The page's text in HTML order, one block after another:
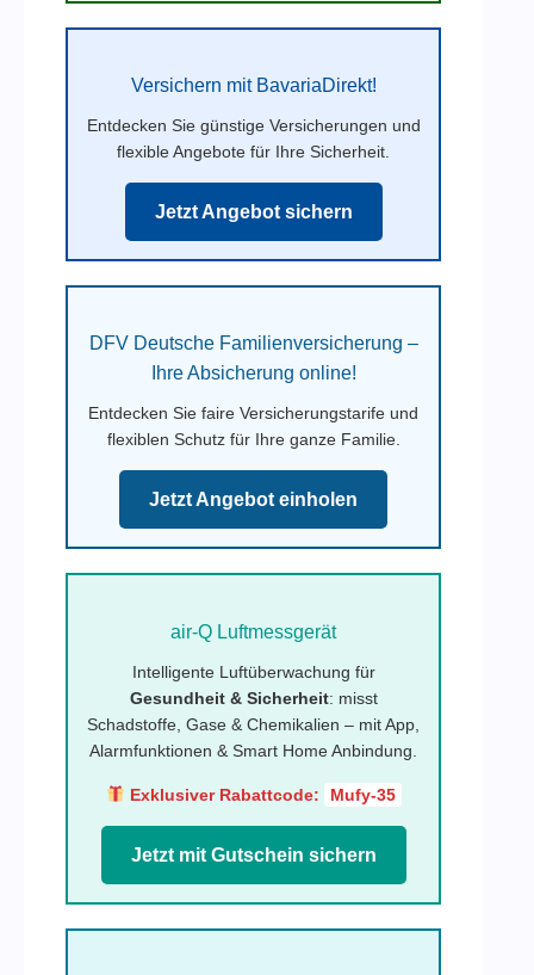
Versichern mit BavariaDirekt!
Entdecken Sie günstige Versicherungen und
flexible Angebote für Ihre Sicherheit.
Jetzt Angebot sichern
DFV Deutsche Familienversicherung –
Ihre Absicherung online!
Entdecken Sie faire Versicherungstarife und
flexiblen Schutz für Ihre ganze Familie.
Jetzt Angebot einholen
air-Q Luftmessgerät
Intelligente Luftüberwachung für
Gesundheit & Sicherheit: misst
Schadstoffe, Gase & Chemikalien – mit App,
Alarmfunktionen & Smart Home Anbindung.
Exklusiver Rabattcode: Mufy-35
Jetzt mit Gutschein sichern